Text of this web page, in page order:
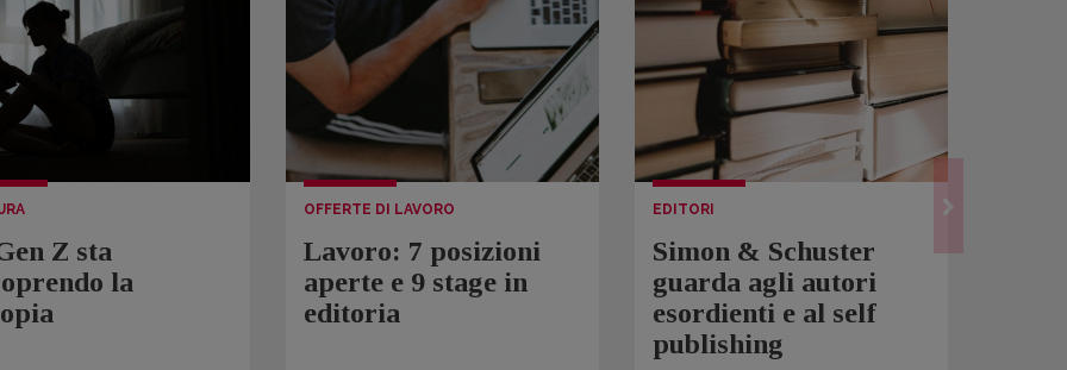
Z sta
la
OFFERTE DI LAVORO
Lavoro: 7 posizioni
aperte e 9 stage in
editoria
EDITORI
Simon & Schuster
guarda agli autori
esordienti e al self
publishing